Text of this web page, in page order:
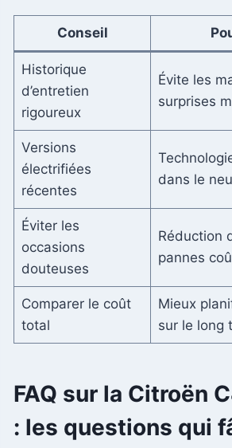
Conseil
Historique
d’entretien
rigoureux
Évite les
surprises
Versions
électrifiées
récentes
dans le
Éviter les
occasions
douteuses
Réduction
pannes
Comparer le coût
total
Mieux
sur le long
FAQ sur la Citroën
: les questions qui